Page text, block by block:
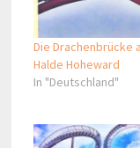
Die Drachenbrücke
Halde Hoheward
In "Deutschland"